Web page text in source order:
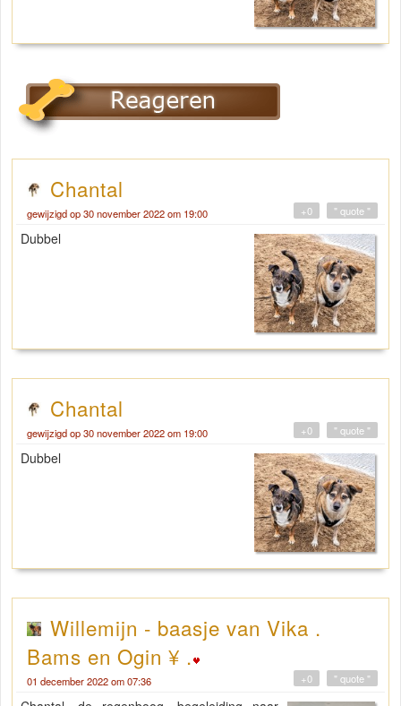
Chantal
gewijzigd op 30 november 2022 om 19:00 " quote "
+0
Dubbel
Chantal
gewijzigd op 30 november 2022 om 19:00 " quote "
+0
Dubbel
Willemijn - baasje van Vika .
Bams en Ogin ¥ .
01 december 2022 om 07:36 " quote "
+0